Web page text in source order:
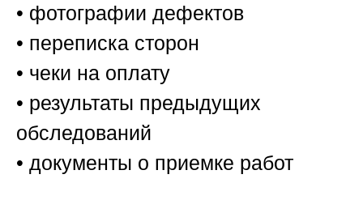
• фотографии дефектов
• переписка сторон
• чеки на оплату
• результаты предыдущих
обследований
• документы о приемке работ